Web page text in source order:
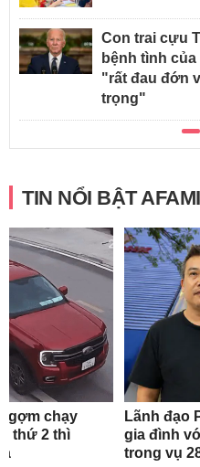
Con trai cựu
bệnh tình
"rất đau đớn
trọng"
TIN NỔI BẬT
chạy
thứ 2 thì
Lãnh đạo
gia đình
trong vụ